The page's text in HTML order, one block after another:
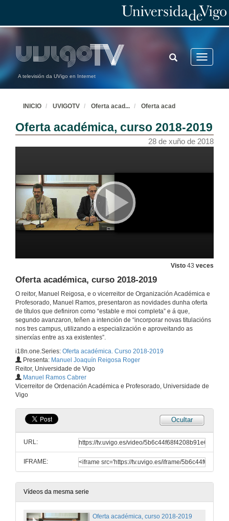
A televisión da UVigo en Internet
Toggle
TOGGLE
SEARCH
INICIO UVIGOTV Oferta acad... Oferta acad
Oferta académica, curso 2018-2019
28 de xuño de 2018
Visto 43 veces
Oferta académica, curso 2018-2019
O reitor, Manuel Reigosa, e o vicerreitor de Organización Académica e
Profesorado, Manuel Ramos, presentaron as novidades dunha oferta
de títulos que definiron como “estable e moi completa” e á que,
segundo avanzaron, teñen a intención de “incorporar novas titulacións
nos tres campus, utilizando a especialización e aproveitando as
sinerxías entre as xa existentes”.
i18n.one.Series: Oferta académica. Curso 2018-2019
Presenta: Manuel Joaquín Reigosa Roger
Reitor, Universidade de Vigo
Manuel Ramos Cabrer
Vicerreitor de Ordenación Académica e Profesorado, Universidade de
Vigo
Ocultar
URL:
IFRAME:
Vídeos da mesma serie
Oferta académica, curso 2018-2019